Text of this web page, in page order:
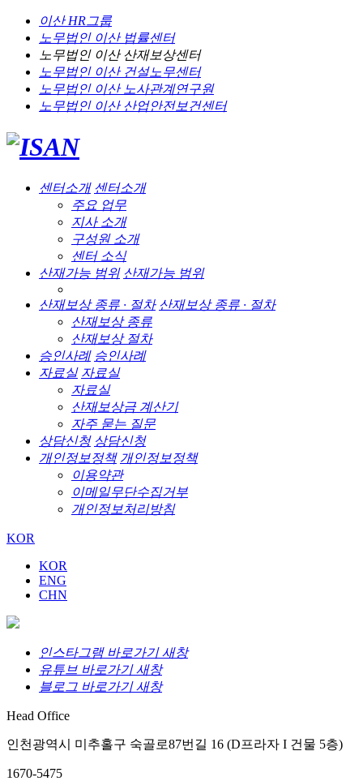
이산 HR그룹
노무법인 이산법률센터
노무법인 이산산재보상센터
노무법인 이산건설노무센터
노무법인 이산노사관계연구원
노무법인 이산산업안전보건센터
센터소개 센터소개
주요 업무
지사 소개
구성원 소개
센터 소식
산재가능 범위 산재가능 범위
산재보상 종류 · 절차 산재보상 종류 · 절차
산재보상 종류
산재보상 절차
승인사례 승인사례
자료실 자료실
자료실
산재보상금 계산기
자주 묻는 질문
상담신청 상담신청
개인정보정책 개인정보정책
이용약관
이메일무단수집거부
개인정보처리방침
KOR
KOR
ENG
CHN
인스타그램 바로가기 새창
유튜브 바로가기 새창
블로그 바로가기 새창
Head Office
인천광역시 미추홀구 숙골로87번길 16 (D프라자 I 건물 5층)
1670-5475